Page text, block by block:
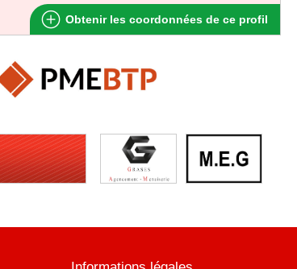
Obtenir les coordonnées de ce profil